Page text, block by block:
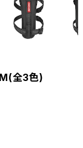
M(全3色)